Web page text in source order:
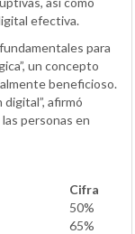
efectiva.
para
un concepto
beneficioso.
afirmó
personas en
Cifra
50%
65%